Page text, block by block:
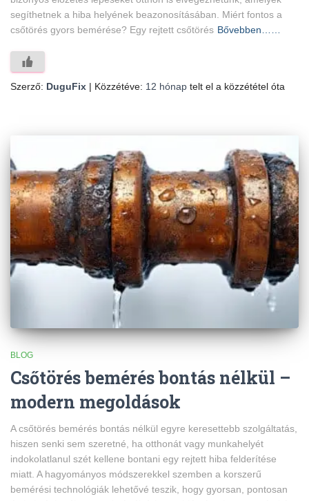
segíthetnek a hiba helyének beazonosításában. Miért fontos a
csőtörés gyors bemérése? Egy rejtett csőtörés Bővebben……
Szerző: DuguFix | Közzétéve: 12 hónap telt el a közzététel óta
BLOG
Csőtörés bemérés bontás nélkül –
modern megoldások
A csőtörés bemérés bontás nélkül egyre keresettebb szolgáltatás,
hiszen senki sem szeretné, ha otthonát vagy munkahelyét
indokolatlanul szét kellene bontani egy rejtett hiba felderítése
miatt. A hagyományos módszerekkel szemben a korszerű
bemérési technológiák lehetővé teszik, hogy gyorsan, pontosan